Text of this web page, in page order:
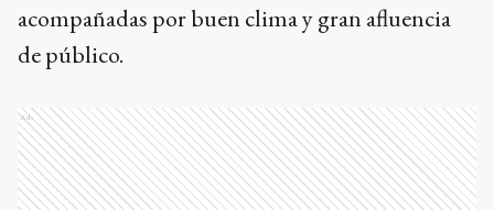
acompañadas por buen clima y gran afluencia
de público.
Ads